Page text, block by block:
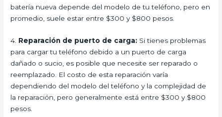
batería nueva depende del modelo de tu teléfono, pero en
promedio, suele estar entre $300 y $800 pesos.
4. Reparación de puerto de carga: Si tienes problemas
para cargar tu teléfono debido a un puerto de carga
dañado o sucio, es posible que necesite ser reparado o
reemplazado. El costo de esta reparación varía
dependiendo del modelo del teléfono y la complejidad de
la reparación, pero generalmente está entre $300 y $800
pesos.